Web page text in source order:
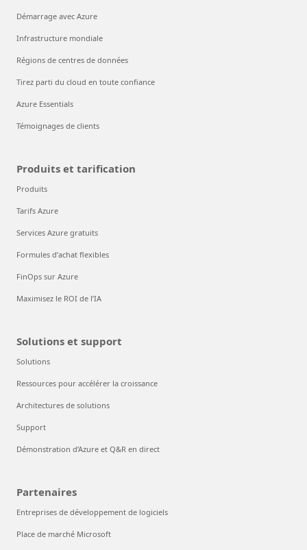
Démarrage avec Azure
Infrastructure mondiale
Régions de centres de données
Tirez parti du cloud en toute confiance
Azure Essentials
Témoignages de clients
Produits et tarification
Produits
Tarifs Azure
Services Azure gratuits
Formules d’achat flexibles
FinOps sur Azure
Maximisez le ROI de l’IA
Solutions et support
Solutions
Ressources pour accélérer la croissance
Architectures de solutions
Support
Démonstration d’Azure et Q&R en direct
Partenaires
Entreprises de développement de logiciels
Place de marché Microsoft